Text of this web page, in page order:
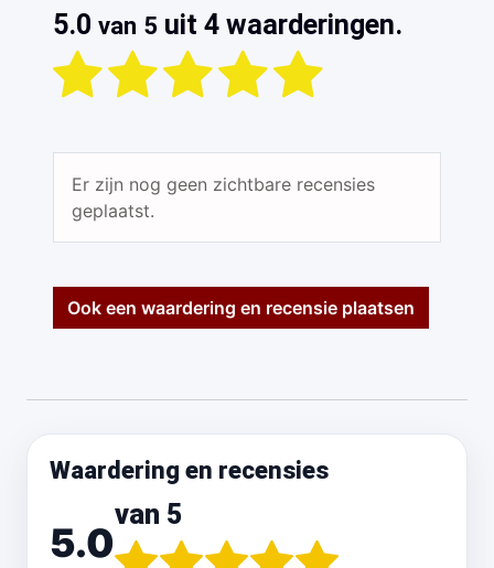
5.0 van 5 uit 4 waarderingen.
Er zijn nog geen zichtbare recensies
geplaatst.
Ook een waardering en recensie plaatsen
Waardering en recensies
5.0
van 5